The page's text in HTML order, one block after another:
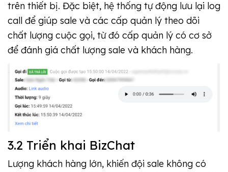
trên thiết bị. Đặc biệt, hệ thống tự động lưu lại log
call để giúp sale và các cấp quản lý theo dõi
chất lượng cuộc gọi, từ đó cấp quản lý có cơ sở
để đánh giá chất lượng sale và khách hàng.
3.2 Triển khai BizChat
Lượng khách hàng lớn, khiến đội sale không có